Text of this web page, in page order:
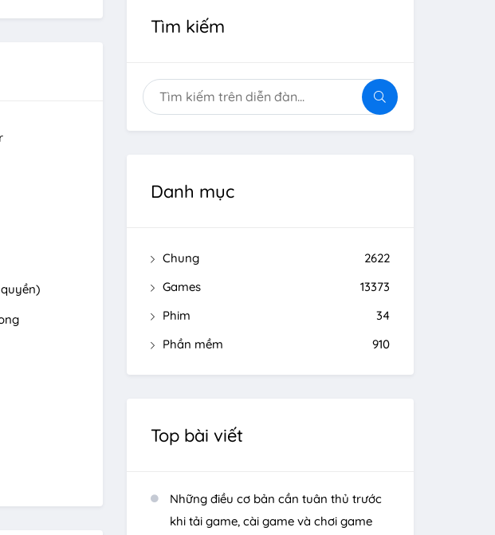
Tìm kiếm
Danh mục
Chung
2622
Games
13373
Phim
34
Phần mềm
910
Top bài viết
Những điều cơ bản cần tuân thủ trước
khi tải game, cài game và chơi game